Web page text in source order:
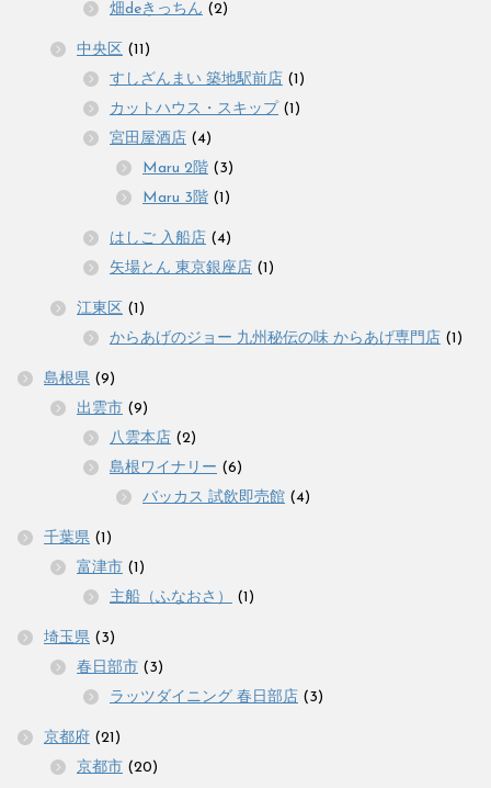
畑deきっちん (2)
中央区 (11)
すしざんまい 築地駅前店 (1)
カットハウス・スキップ (1)
宮田屋酒店 (4)
Maru 2階 (3)
Maru 3階 (1)
はしご 入船店 (4)
矢場とん 東京銀座店 (1)
江東区 (1)
からあげのジョー 九州秘伝の味 からあげ専門店 (1)
島根県 (9)
出雲市 (9)
八雲本店 (2)
島根ワイナリー (6)
バッカス 試飲即売館 (4)
千葉県 (1)
富津市 (1)
主船（ふなおさ）
(1)
埼玉県 (3)
春日部市 (3)
ラッツダイニング 春日部店 (3)
京都府 (21)
京都市 (20)